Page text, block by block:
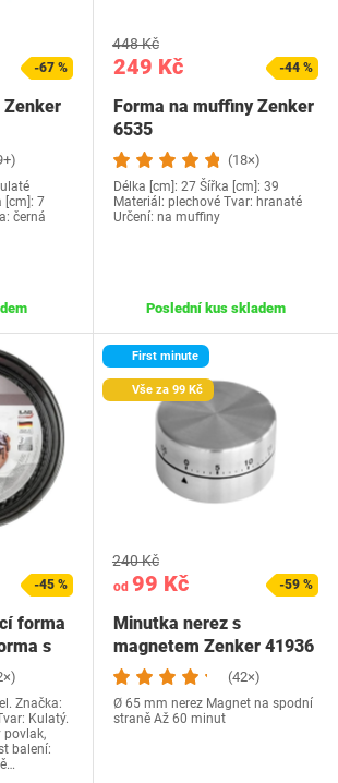
-67 %
Zenker
[cm]: 7
černá
249 Kč
448 Kč
-44 %
Forma na muffiny Zenker
6535
(18×)
Délka [cm]: 27 Šířka [cm]: 39
Materiál: plechové Tvar: hranaté
Určení: na muffiny
Poslední kus skladem
-45 %
forma
s
Značka:
Kulatý.
povlak,
balení:
First minute
Vše za 99 Kč
od 99 Kč
240 Kč
-59 %
Minutka nerez s
magnetem Zenker 41936
(42×)
Ø 65 mm nerez Magnet na spodní
straně Až 60 minut